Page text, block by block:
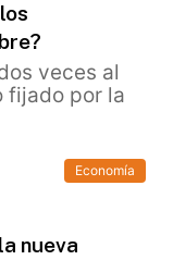
veces al
fijado por la
Economía
nueva